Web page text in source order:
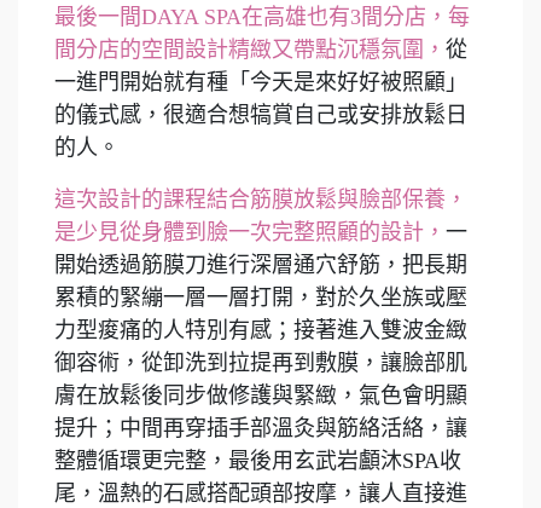
最後一間DAYA SPA在高雄也有3間分店，每
間分店的空間設計精緻又帶點沉穩氛圍， 從
一進門開始就有種「今天是來好好被照顧」
的儀式感，很適合想犒賞自己或安排放鬆日
的人。
這次設計的課程結合筋膜放鬆與臉部保養，
是少見從身體到臉一次完整照顧的設計， 一
開始透過筋膜刀進行深層通穴舒筋，把長期
累積的緊繃一層一層打開，對於久坐族或壓
力型痠痛的人特別有感；接著進入雙波金緻
御容術，從卸洗到拉提再到敷膜，讓臉部肌
膚在放鬆後同步做修護與緊緻，氣色會明顯
提升；中間再穿插手部溫灸與筋絡活絡，讓
整體循環更完整，最後用玄武岩顱沐SPA收
尾，溫熱的石感搭配頭部按摩，讓人直接進